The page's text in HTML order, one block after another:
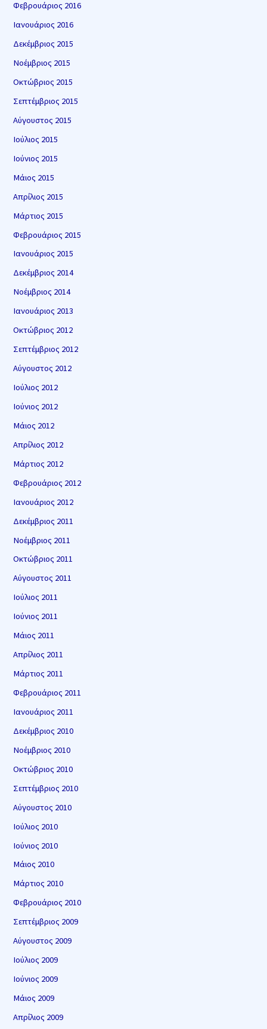
Φεβρουάριος 2016
Ιανουάριος 2016
Δεκέμβριος 2015
Νοέμβριος 2015
Οκτώβριος 2015
Σεπτέμβριος 2015
Αύγουστος 2015
Ιούλιος 2015
Ιούνιος 2015
Μάιος 2015
Απρίλιος 2015
Μάρτιος 2015
Φεβρουάριος 2015
Ιανουάριος 2015
Δεκέμβριος 2014
Νοέμβριος 2014
Ιανουάριος 2013
Οκτώβριος 2012
Σεπτέμβριος 2012
Αύγουστος 2012
Ιούλιος 2012
Ιούνιος 2012
Μάιος 2012
Απρίλιος 2012
Μάρτιος 2012
Φεβρουάριος 2012
Ιανουάριος 2012
Δεκέμβριος 2011
Νοέμβριος 2011
Οκτώβριος 2011
Αύγουστος 2011
Ιούλιος 2011
Ιούνιος 2011
Μάιος 2011
Απρίλιος 2011
Μάρτιος 2011
Φεβρουάριος 2011
Ιανουάριος 2011
Δεκέμβριος 2010
Νοέμβριος 2010
Οκτώβριος 2010
Σεπτέμβριος 2010
Αύγουστος 2010
Ιούλιος 2010
Ιούνιος 2010
Μάιος 2010
Μάρτιος 2010
Φεβρουάριος 2010
Σεπτέμβριος 2009
Αύγουστος 2009
Ιούλιος 2009
Ιούνιος 2009
Μάιος 2009
Απρίλιος 2009